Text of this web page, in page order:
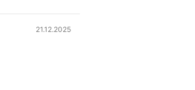
21.12.2025